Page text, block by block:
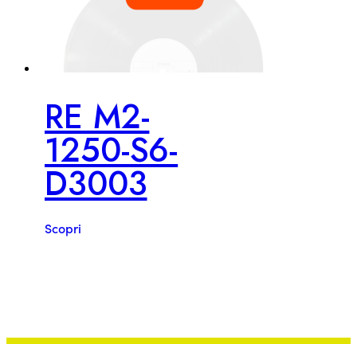
RE M2-
1250-S6-
D3003
Scopri